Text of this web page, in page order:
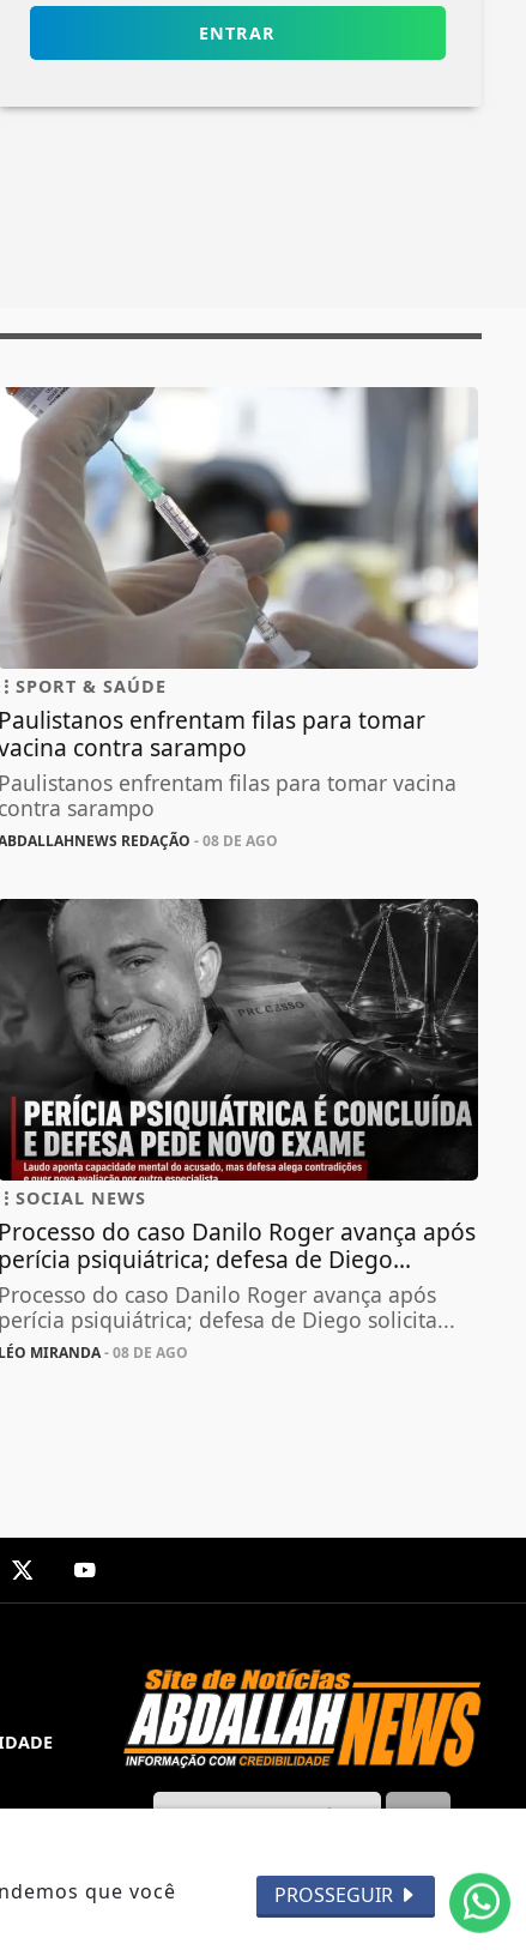
ENTRAR
SPORT & SAÚDE
Paulistanos enfrentam filas para tomar
contra sarampo
Paulistanos enfrentam filas para tomar vacina
contra sarampo
REDAÇÃO - 08 DE AGO
SOCIAL NEWS
Processo do caso Danilo Roger avança após
perícia psiquiátrica; defesa de Diego...
Processo do caso Danilo Roger avança após
perícia psiquiátrica; defesa de Diego solicita...
LÉO MIRANDA- 08 DE AGO
que você
PROSSEGUIR